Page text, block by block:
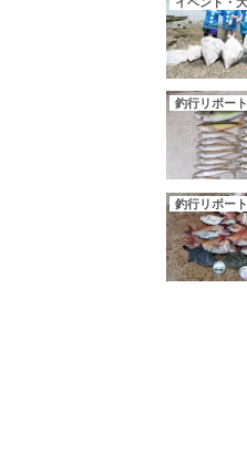
釣行リポート
釣行リポート